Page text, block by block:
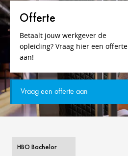
Offerte
Betaalt jouw werkgever de
opleiding? Vraag hier een offerte
aan!
Vraag een offerte aan
HBO Bachelor